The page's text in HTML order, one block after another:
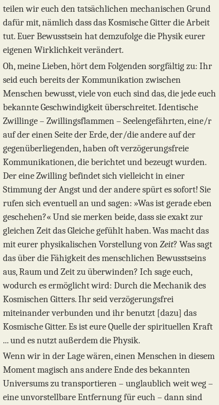
teilen wir euch den tatsächlichen mechanischen Grund
dafür mit, nämlich dass das Kosmische Gitter die Arbeit
tut. Euer Bewusstsein hat demzufolge die Physik eurer
eigenen Wirklichkeit verändert.
Oh, meine Lieben, hört dem Folgenden sorgfältig zu: Ihr
seid euch bereits der Kommunikation zwischen
Menschen bewusst, viele von euch sind das, die jede euch
bekannte Geschwindigkeit überschreitet. Identische
Zwillinge – Zwillingsflammen – Seelengefährten, eine/r
auf der einen Seite der Erde, der/die andere auf der
gegenüberliegenden, haben oft verzögerungsfreie
Kommunikationen, die berichtet und bezeugt wurden.
Der eine Zwilling befindet sich vielleicht in einer
Stimmung der Angst und der andere spürt es sofort! Sie
rufen sich eventuell an und sagen: »Was ist gerade eben
geschehen?« Und sie merken beide, dass sie exakt zur
gleichen Zeit das Gleiche gefühlt haben. Was macht das
mit eurer physikalischen Vorstellung vonZeit? Was sagt
das über die Fähigkeit des menschlichen Bewusstseins
aus, Raum und Zeit zu überwinden? Ich sage euch,
wodurch es ermöglicht wird: Durch die Mechanik des
Kosmischen Gitters. Ihr seid verzögerungsfrei
miteinander verbunden und ihr benutzt [dazu] das
Kosmische Gitter. Es ist eure Quelle der spirituellen Kraft
... und es nutzt außerdem die Physik.
Wenn wir in der Lage wären, einen Menschen in diesem
Moment magisch ans andere Ende des bekannten
Universums zu transportieren – unglaublich weit weg –
eine unvorstellbare Entfernung für euch – dann sind